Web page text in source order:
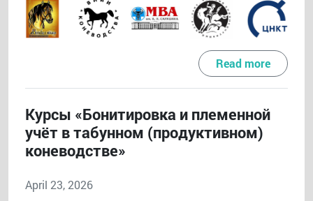
Read more
Курсы «Бонитировка и племенной
учёт в табунном (продуктивном)
коневодстве»
April 23, 2026